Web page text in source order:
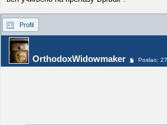
Profil
OrthodoxWidowmaker Poslao: